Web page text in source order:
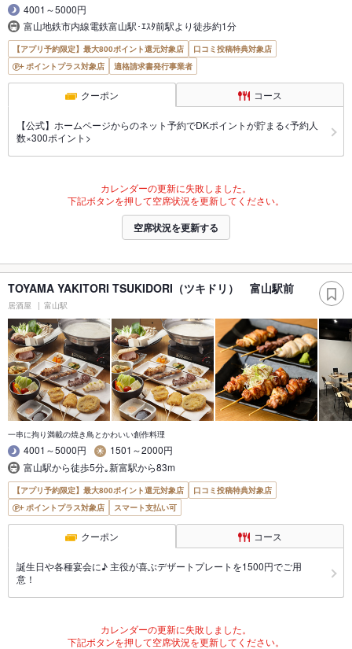
4001～5000円
富山地鉄市内線電鉄富山駅･ｴｽﾀ前駅より徒歩約1分
【アプリ予約限定】最大800ポイント還元対象店
口コミ投稿特典対象店
ポイントプラス対象店
適格請求書発行事業者
クーポン コース
【公式】ホームページからのネット予約でDKポイントが貯まる<予約人
数×300ポイント>
カレンダーの更新に失敗しました。
下記ボタンを押して空席状況を更新してください。
空席状況を更新する
TOYAMA YAKITORI TSUKIDORI（ツキドリ） 富山駅前
居酒屋 富山駅
一串に拘り満載の焼き鳥とかわいい創作料理
4001～5000円
1501～2000円
富山駅から徒歩5分｡新富駅から83m
【アプリ予約限定】最大800ポイント還元対象店
口コミ投稿特典対象店
ポイントプラス対象店
スマート支払い可
クーポン コース
誕生日や各種宴会に♪ 主役が喜ぶデザートプレートを1500円でご用
意！
カレンダーの更新に失敗しました。
下記ボタンを押して空席状況を更新してください。